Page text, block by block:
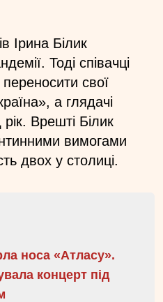
Ірина Білик
Тоді співачці
переносити свої
а глядачі
Врешті Білик
вимогами
двох у столиці.
носа «Атласу».
концерт під